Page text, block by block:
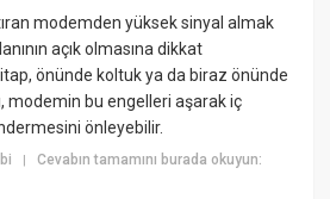
modemden yüksek sinyal almak
açık olmasına dikkat
önünde koltuk ya da biraz önünde
modemin bu engelleri aşarak iç
önleyebilir.
|Cevabın tamamını burada okuyun: